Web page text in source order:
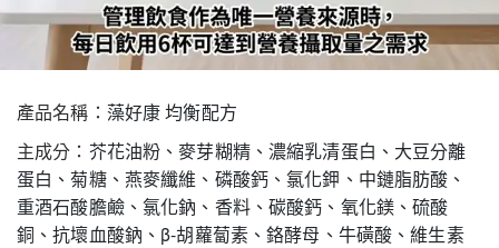
產品名稱： 藻好康 均衡配方
主成分： 芥花油粉、麥芽糊精、濃縮乳清蛋白、大豆分離
蛋白、菊糖、燕麥纖維、磷酸鈣、氯化鉀、中鏈脂肪酸、
重酒石酸膽鹼、氯化鈉、香料、碳酸鈣、氧化鎂、硫酸
銅、抗壞血酸鈉、β-胡蘿蔔素、鉻酵母、牛磺酸、維生素